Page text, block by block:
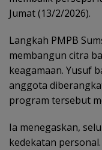
Jumat (13/2/2026).
Langkah PMPB
membangun citra
keagamaan. Yusuf
anggota
program tersebut
Ia menegaskan,
kedekatan